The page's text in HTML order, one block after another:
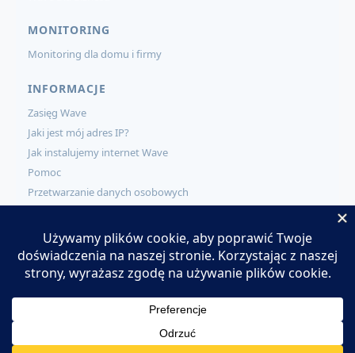
MONITORING
Monitoring dla domu i firmy
INFORMACJE
Zasięg Wave
Jaki jest mój adres IP?
Jak instalujemy internet Wave
Pomoc
Przetwarzanie danych osobowych
Kontakt
Zamów usługi Wave